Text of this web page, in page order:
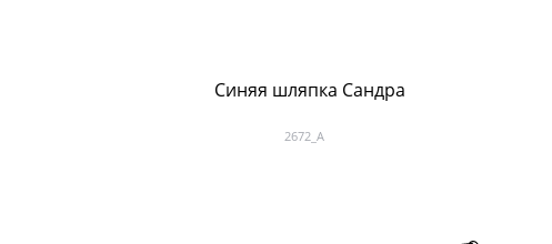
Синяя шляпка Сандра
2672_A